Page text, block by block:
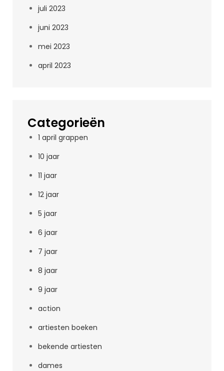
juli 2023
juni 2023
mei 2023
april 2023
Categorieën
1 april grappen
10 jaar
11 jaar
12 jaar
5 jaar
6 jaar
7 jaar
8 jaar
9 jaar
action
artiesten boeken
bekende artiesten
dames